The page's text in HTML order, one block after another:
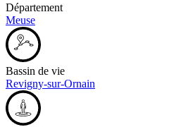
Département
Meuse
Bassin de vie
Revigny-sur-Ornain